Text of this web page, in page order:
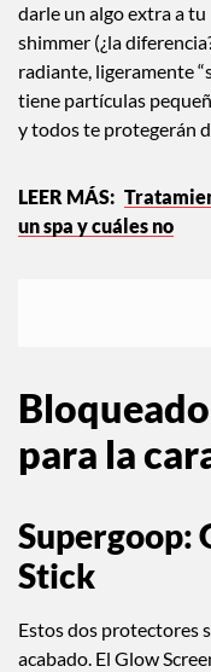
darle un algo extra a
shimmer (¿la
radiante, ligeramente
tiene partículas
y todos te protegerán
un spa y cuáles no
para la
Supergoop:
Stick
Estos dos protectores
acabado. El Glow